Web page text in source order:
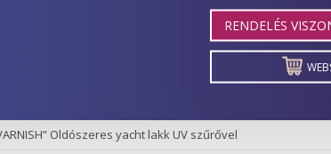
RENDELÉS
Oldószeres yacht lakk UV szűrővel